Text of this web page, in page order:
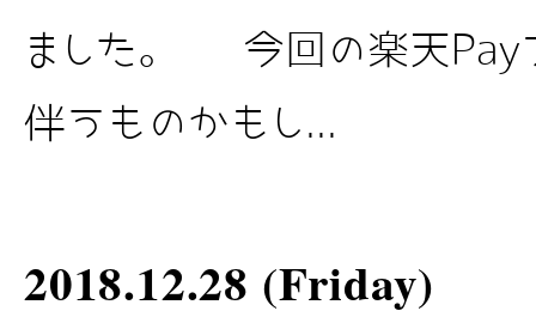
ました。 今回の楽天Pay
伴うものかもし...
2018.12.28 (Friday)